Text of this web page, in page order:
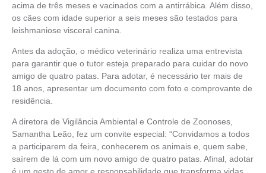
acima de três meses e vacinados com a antirrábica. Além disso,
os cães com idade superior a seis meses são testados para
leishmaniose visceral canina.
Antes da adoção, o médico veterinário realiza uma entrevista
para garantir que o tutor esteja preparado para cuidar do novo
amigo de quatro patas. Para adotar, é necessário ter mais de
18 anos, apresentar um documento com foto e comprovante de
residência.
A diretora de Vigilância Ambiental e Controle de Zoonoses,
Samantha Leão, fez um convite especial: “Convidamos a todos
a participarem da feira, conhecerem os animais e, quem sabe,
saírem de lá com um novo amigo de quatro patas. Afinal, adotar